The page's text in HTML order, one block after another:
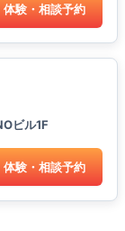
体験・相談予約
ビル1F
体験・相談予約